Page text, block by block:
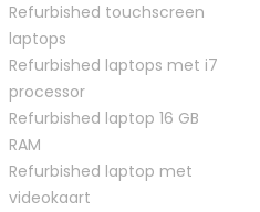
Refurbished touchscreen
laptops
Refurbished laptops met i7
processor
Refurbished laptop 16 GB
RAM
Refurbished laptop met
videokaart